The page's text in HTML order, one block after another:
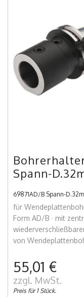
Spann-
69871AD/B Spann-
für
Form AD/B · mit
von
55,01 €
zzgl. MwSt.
Preis für 1 Stück.